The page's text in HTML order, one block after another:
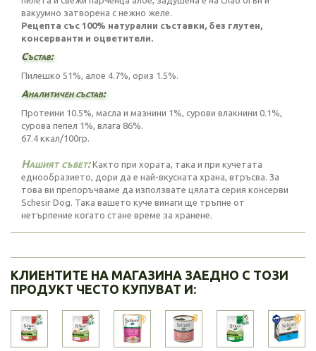
вакуумно затворена с нежно желе.
Рецепта със 100% натурални съставки, без глутен,
консерванти и оцветители.
Състав:
Пилешко 51%, алое 4.7%, ориз 1.5%.
Аналитичен състав:
Протеини 10.5%, масла и мазнини 1%, сурови влакнини 0.1%,
сурова пепел 1%, влага 86%.
67.4 ккал/100гр.
Нашият съвет:Както при хората, така и при кучетата
еднообразието, дори да е най-вкусната храна, втръсва. За
това ви препоръчваме да използвате цялата серия консерви
Schesir Dog. Така вашето куче винаги ще тръпне от
нетърпение когато стане време за хранене.
КЛИЕНТИТЕ НА МАГАЗИНА ЗАЕДНО С ТОЗИ
ПРОДУКТ ЧЕСТО КУПУВАТ И: